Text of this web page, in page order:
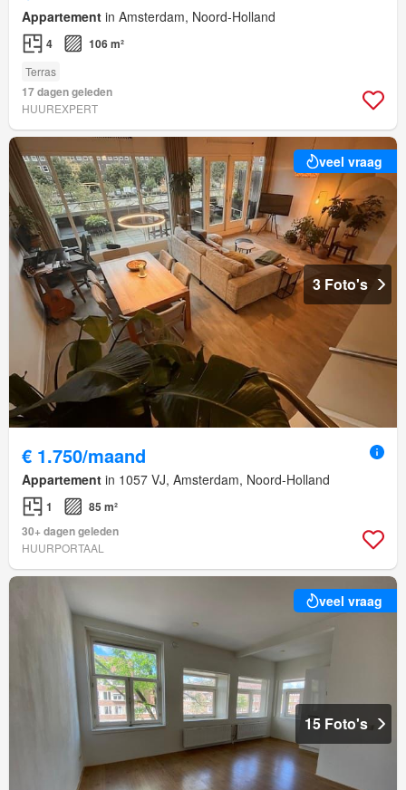
Appartement in Amsterdam, Noord-Holland
4 106 m²
Terras
17 dagen geleden
HUUREXPERT
veel vraag
3 Foto's
€ 1.750/maand
Appartement in 1057 VJ, Amsterdam, Noord-Holland
1
85 m²
30+ dagen geleden
HUURPORTAAL
veel vraag
15 Foto's